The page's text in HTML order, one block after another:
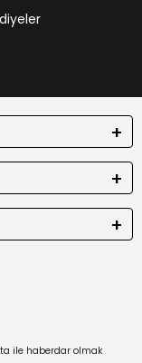
ile haberdar olmak